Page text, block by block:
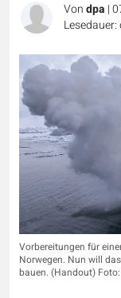
Vondpa |
Vorbereitungen für
Norwegen. Nun will
bauen. (Handout)